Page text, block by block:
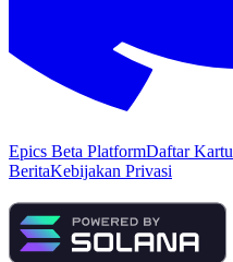
Epics Beta PlatformDaftar Kartu
BeritaKebijakan Privasi